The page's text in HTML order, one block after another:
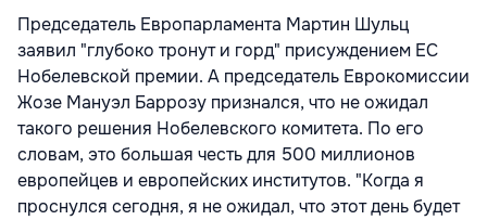
Председатель Европарламента Мартин Шульц
заявил "глубоко тронут и горд" присуждением ЕС
Нобелевской премии. А председатель Еврокомиссии
Жозе Мануэл Баррозу признался, что не ожидал
такого решения Нобелевского комитета. По его
словам, это большая честь для 500 миллионов
европейцев и европейских институтов. "Когда я
проснулся сегодня, я не ожидал, что этот день будет